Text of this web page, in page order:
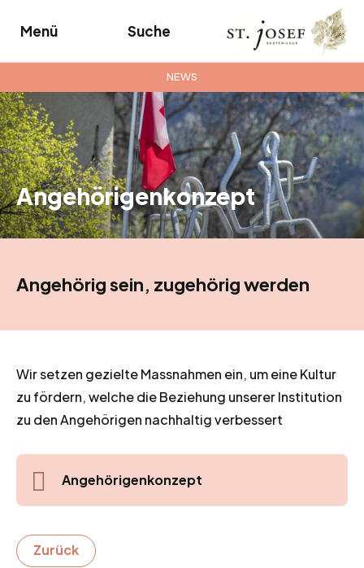
Menü Suche
NEWS
Angehörigenkonzept
Angehörig sein, zugehörig werden
Wir setzen gezielte Massnahmen ein, um eine Kultur
zu fördern, welche die Beziehung unserer Institution
zu den Angehörigen nachhaltig verbessert
Angehörigenkonzept
Zurück